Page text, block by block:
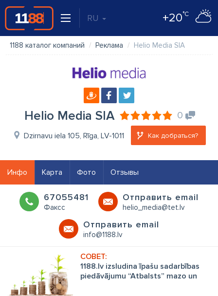
RU +20°C
1188 каталог компаний Реклама Helio Media SIA
Helio Media SIA 0
Dzirnavu iela 105, Rīga, LV-1011 Как добраться?
Инфо Карта Фото Отзывы
67055481
Факсс
Oтправить email
helio_media@tet.lv
Oтправить email
info@1188.lv
1188.lv izsludina īpašu sadarbības
piedāvājumu “Atbalsts” mazo un